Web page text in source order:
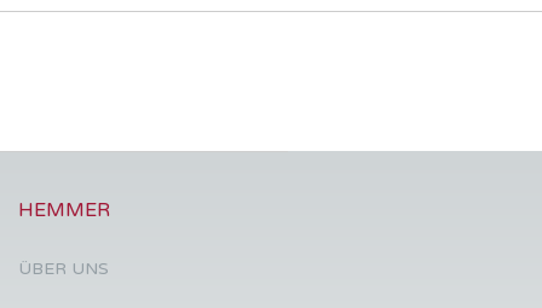
HEMMER
ÜBER UNS